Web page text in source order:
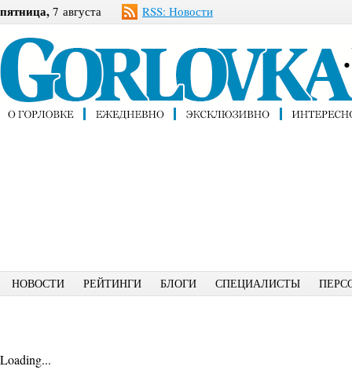
пятница, 7 августа RSS: Новости
НОВОСТИ РЕЙТИНГИ БЛОГИ СПЕЦИАЛИСТЫ
Loading...